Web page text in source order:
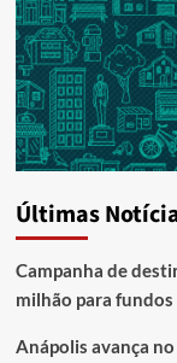
Últimas
Campanha de
milhão para
Anápolis avança